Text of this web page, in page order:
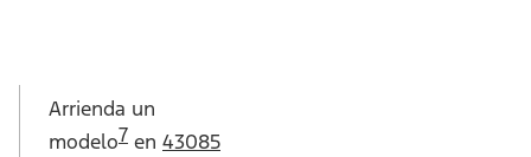
Arrienda un
modelo7 en 43085